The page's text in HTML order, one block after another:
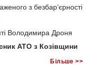
з безбар’єрності
Володимира Дроня
АТО з Козівщини
Більше >>